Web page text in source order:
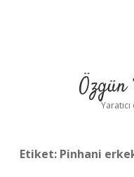
Etiket: Pinhani